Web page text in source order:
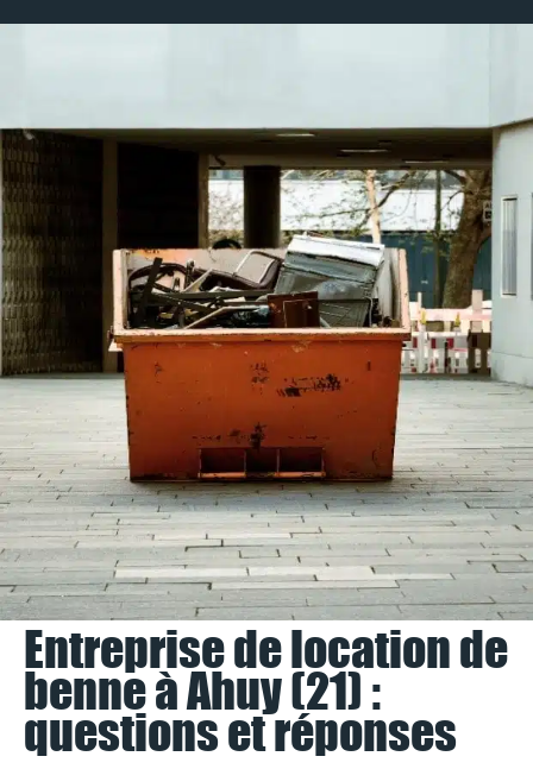
Entreprise de location de
benne à Ahuy (21) :
questions et réponses